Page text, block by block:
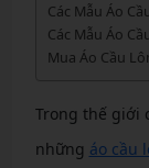
Các Mẫu Áo
Các Mẫu Áo
Mua Áo Cầu
Trong thế giới
những áo cầu